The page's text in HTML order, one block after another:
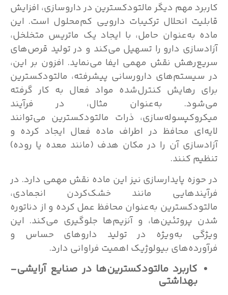
کاربرد مهم دیگر مالتودکسترین در داروسازی، افزایش
قابلیت انحلال ترکیبات دارویی کم‌محلول است. این
ماده به‌عنوان حامل، با ایجاد یک ماتریس متخلخل،
آزادسازی دارو را تسهیل می‌کند و در تولید قرص‌های
سریع‌رهش نقش مهمی ایفا می‌نماید. افزون بر این،
در سیستم‌های دارورسانی پیشرفته، مالتودکسترین
برای رهایش کنترل‌شده مواد فعال به کار گرفته
می‌شود. به‌عنوان مثال، در فرآیند
میکروکپسوله‌سازی، ذرات مالتودکسترین می‌توانند
لایه‌ای محافظ در اطراف ماده فعال ایجاد کرده و
آزادسازی آن را در مکان هدف (مانند معده یا روده)
تنظیم کنند.
در حوزه پایدارسازی نیز این ماده نقش مهمی دارد. در
فرآیندهایی مانند خشک‌کردن انجمادی،
مالتودکسترین به‌عنوان محافظ عمل کرده و از دناتوره
شدن پروتئین‌ها، و آنزیم‌ها جلوگیری می‌کند. این
ویژگی به‌ویژه در تولید داروهای حساس و
فرآورده‌های بیولوژیک اهمیت فراوانی دارد.
کاربرد مالتودکسترین‌ها در صنایع آرایشی-
بهداشتی